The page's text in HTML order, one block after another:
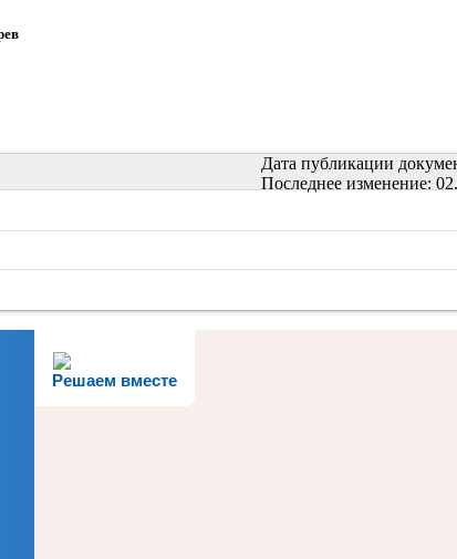
Дата публикации
Последнее изменение:
Решаем вместе